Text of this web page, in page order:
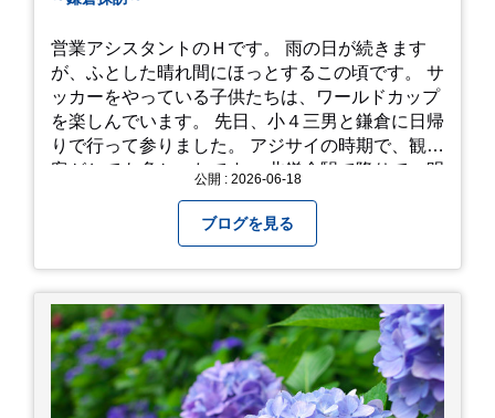
営業アシスタントのＨです。 雨の日が続きます
が、ふとした晴れ間にほっとするこの頃です。 サ
ッカーをやっている子供たちは、ワールドカップ
を楽しんでいます。 先日、小４三男と鎌倉に日帰
りで行って参りました。 アジサイの時期で、観光
客がとても多かったです。 北鎌倉駅で降りて、明
器を購入⇒お昼ご飯⇒鶴岡八幡宮⇒江ノ電で大仏
へ。 江ノ島は時間切れで断念！ 明月院のアジサ
イは白にフチが紫のが特に素敵だと思いました。
中１次男が小学校の修学旅行で鎌倉に行った時に
お昼を食べてお勧めという「玉子焼おざわ」のだ
し巻き卵はとてもおいしかったです。 鶴岡八幡宮
のハスは時期が早かったですが、来月は見事だろ
うなぁ。 それでは、皆さん、梅雨冷えの日もござ
いますが、お元気でお過ごし下さい。
公開 : 2026-06-18
ブログを見る